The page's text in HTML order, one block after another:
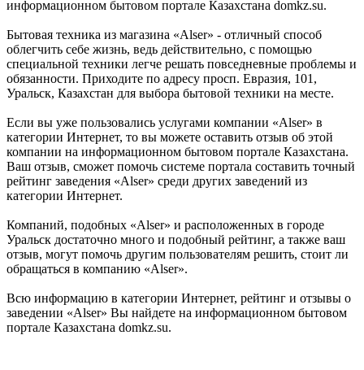
информационном бытовом портале Казахстана domkz.su.
Бытовая техника из магазина «Alser» - отличный способ
облегчить себе жизнь, ведь действительно, с помощью
специальной техники легче решать повседневные проблемы и
обязанности. Приходите по адресу просп. Евразия, 101,
Уральск, Казахстан для выбора бытовой техники на месте.
Если вы уже пользовались услугами компании «Alser» в
категории Интернет, то вы можете оставить отзыв об этой
компании на информационном бытовом портале Казахстана.
Ваш отзыв, сможет помочь системе портала составить точный
рейтинг заведения «Alser» среди других заведений из
категории Интернет.
Компаний, подобных «Alser» и расположенных в городе
Уральск достаточно много и подобный рейтинг, а также ваш
отзыв, могут помочь другим пользователям решить, стоит ли
обращаться в компанию «Alser».
Всю информацию в категории Интернет, рейтинг и отзывы о
заведении «Alser» Вы найдете на информационном бытовом
портале Казахстана domkz.su.